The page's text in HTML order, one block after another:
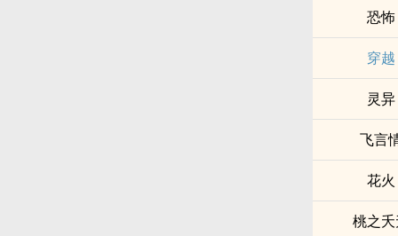
恐怖
穿越
灵异
飞言
花火
桃之